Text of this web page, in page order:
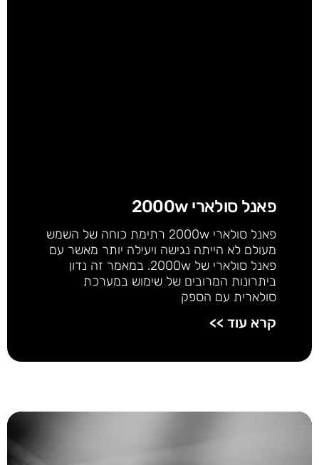
פאנל סולארי 2000w
פאנל סולארי 2000w רתימת כוחה של השמש
מעולם לא הייתה נגישה ויעילה יותר מאשר עם
פאנל סולארי של 2000w. במאמר זה נדון
ביתרונות המרובים של שימוש במערכת
סולארית עם הספק
קרא עוד >>